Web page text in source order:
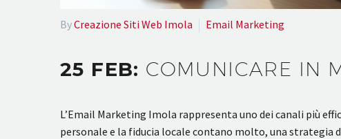
ByCreazione Siti Web Imola Email Marketing
25 FEB: COMUNICARE IN
L’Email Marketing Imola rappresenta uno dei canali più
personale e la fiducia locale contano molto, una